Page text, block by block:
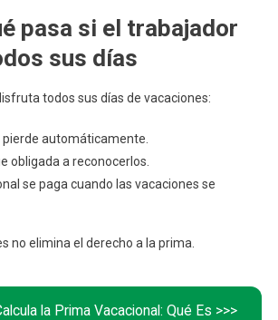
pasa si el trabajador
sus días
todos sus días de vacaciones:
pierde automáticamente.
obligada a reconocerlos.
se paga cuando las vacaciones se
no elimina el derecho a la prima.
la Prima Vacacional: Qué Es >>>